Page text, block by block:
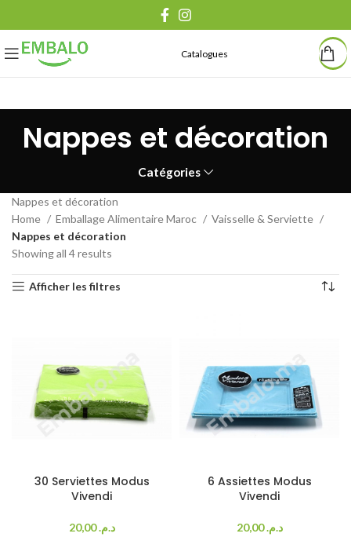
Catalogues
Nappes et décoration
Catégories
Nappes et décoration
Home
Emballage Alimentaire Maroc
Vaisselle & Serviette
Nappes et décoration
Showing all 4 results
Afficher les filtres
30 Serviettes Modus
Vivendi
د.م.20,00
6 Assiettes Modus
Vivendi
د.م.20,00